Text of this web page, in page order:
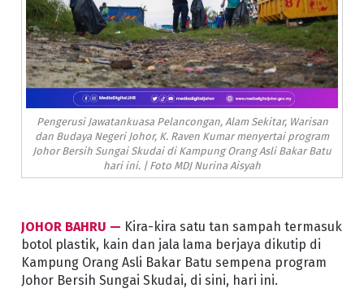
Pengerusi Jawatankuasa Pelancongan, Alam Sekitar, Warisan
dan Budaya Negeri Johor, K. Raven Kumar menyertai program
Johor Bersih Sungai Skudai di Kampung Orang Asli Bakar Batu
hari ini. | Foto MDJ Nurina Aisyah
JOHOR BAHRU — Kira-kira satu tan sampah termasuk
botol plastik, kain dan jala lama berjaya dikutip di
Kampung Orang Asli Bakar Batu sempena program
Johor Bersih Sungai Skudai, di sini, hari ini.